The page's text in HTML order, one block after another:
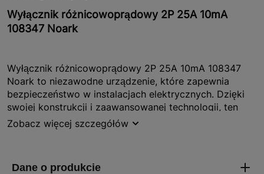
Wyłącznik różnicowoprądowy 2P 25A 10mA
108347 Noark
Wyłącznik różnicowoprądowy 2P 25A 10mA 108347
Noark to niezawodne urządzenie, które zapewnia
bezpieczeństwo w instalacjach elektrycznych. Dzięki
swojej konstrukcji i zaawansowanej technologii, ten
wyłącznik skutecznie chroni przed porażeniem prądem
elektrycznym, zarówno przy dotyku pośrednim, jak i
długotrwałe użytkowanie. Wyłącznik jest objęty 2-letnią
Zobacz więcej szczegółów